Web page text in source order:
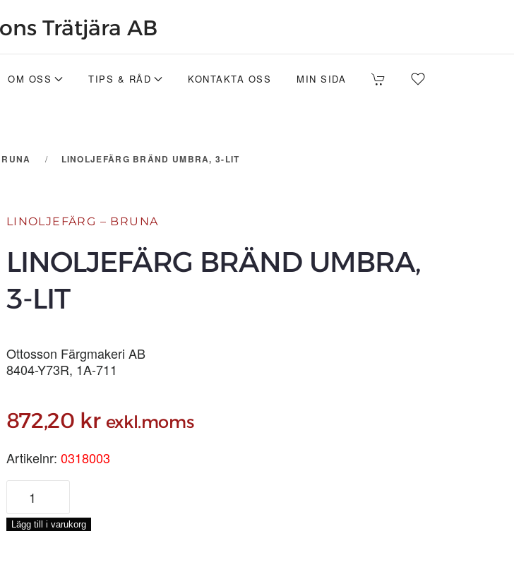
OM OSS TIPS & RÅD KONTAKTA OSS MIN SIDA
LINOLJEFÄRG BRÄND UMBRA, 3-LIT
LINOLJEFÄRG – BRUNA
LINOLJEFÄRG BRÄND UMBRA,
3-LIT
Ottosson Färgmakeri AB
8404-Y73R, 1A-711
872,20 kr exkl.moms
Artikelnr: 0318003
LINOLJEFÄRG
BRÄND
UMBRA,
3-
Lägg till i varukorg